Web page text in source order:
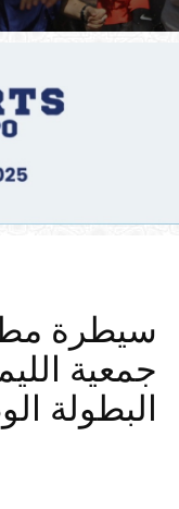
سيطرة
جمعية
البطولة